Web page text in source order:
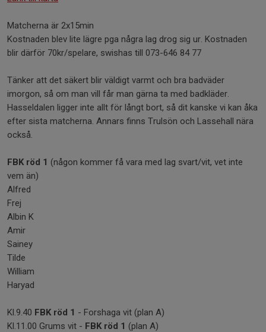
Matcherna är 2x15min
Kostnaden blev lite lägre pga några lag drog sig ur. Kostnaden
blir därför 70kr/spelare, swishas till 073-646 84 77
Tänker att det säkert blir väldigt varmt och bra badväder
imorgon, så om man vill får man gärna ta med badkläder.
Hasseldalen ligger inte allt för långt bort, så dit kanske vi kan åka
efter sista matcherna. Annars finns Trulsön och Lassehall nära
också.
FBK röd 1 (någon kommer få vara med lag svart/vit, vet inte
vem än)
Alfred
Frej
Albin K
Amir
Sainey
Tilde
William
Haryad
Kl.9.40 FBK röd 1 - Forshaga vit (plan A)
Kl.11.00 Grums vit - FBK röd 1 (plan A)